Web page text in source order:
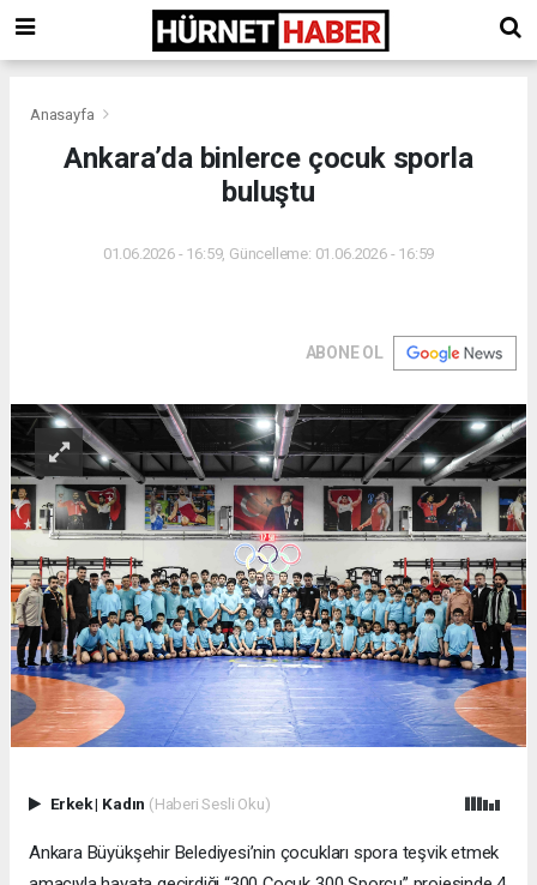
Anasayfa
Ankara’da binlerce çocuk sporla
buluştu
01.06.2026 - 16:59, Güncelleme: 01.06.2026 - 16:59
ABONE OL
Erkek| Kadın (Haberi Sesli Oku)
Ankara Büyükşehir Belediyesi’nin çocukları spora teşvik etmek